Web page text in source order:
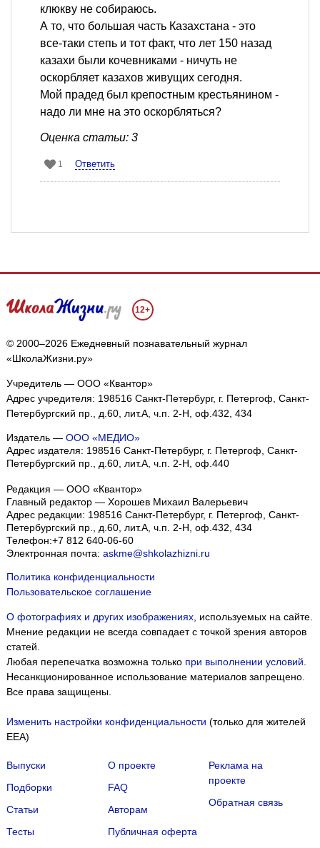
клюкву не собираюсь.
А то, что большая часть Казахстана - это
все-таки степь и тот факт, что лет 150 назад
казахи были кочевниками - ничуть не
оскорбляет казахов живущих сегодня.
Мой прадед был крепостным крестьянином -
надо ли мне на это оскорбляться?
Оценка статьи: 3
1 Ответить
12+
© 2000–2026 Ежедневный познавательный журнал
«ШколаЖизни.ру»
Учредитель — ООО «Квантор»
Адрес учредителя: 198516 Санкт-Петербург, г. Петергоф, Санкт-
Петербургский пр., д.60, лит.А, ч.п. 2-Н, оф.432, 434
Издатель — ООО «МЕДИО»
Адрес издателя: 198516 Санкт-Петербург, г. Петергоф, Санкт-
Петербургский пр., д.60, лит.А, ч.п. 2-Н, оф.440
Редакция — ООО «Квантор»
Главный редактор — Хорошев Михаил Валерьевич
Адрес редакции: 198516 Санкт-Петербург, г. Петергоф, Санкт-
Петербургский пр., д.60, лит.А, ч.п. 2-Н, оф.432, 434
Телефон:+7 812 640-06-60
Электронная почта: askme@shkolazhizni.ru
Политика конфиденциальности
Пользовательское соглашение
О фотографиях и других изображениях, используемых на сайте.
Мнение редакции не всегда совпадает с точкой зрения авторов
статей.
Любая перепечатка возможна только при выполнении условий.
Несанкционированное использование материалов запрещено.
Все права защищены.
Изменить настройки конфиденциальности (только для жителей
EEA)
Выпуски
Подборки
Статьи
Тесты
О проекте
FAQ
Авторам
Публичная оферта
Реклама на
проекте
Обратная связь